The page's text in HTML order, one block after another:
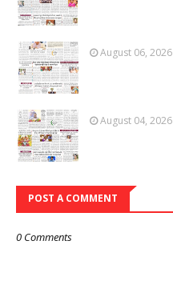
August 06, 2026
August 04, 2026
POST A COMMENT
0 Comments